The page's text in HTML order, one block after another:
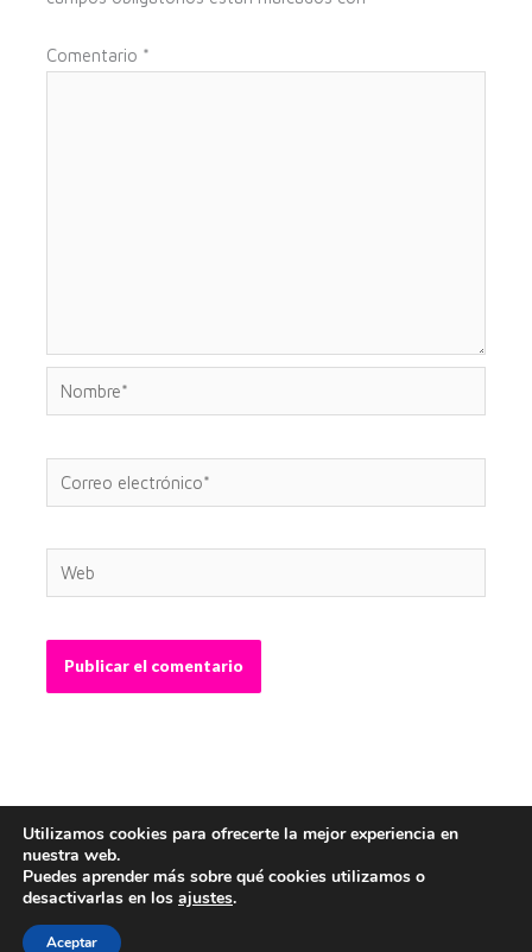
Comentario *
Nombre*
Correo
electrónico*
Web
Copyright © 2026 Abel Crespo - Graphic Designer |
Utilizamos cookies para ofrecerte la mejor experiencia en
nuestra web.
Puedes aprender más sobre qué cookies utilizamos o
desactivarlas en los ajustes.
Aceptar